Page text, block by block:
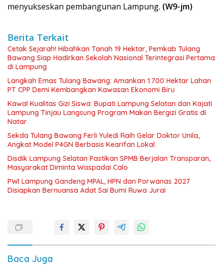
menyukseskan pembangunan Lampung. (W9-jm)
Berita Terkait
Cetak Sejarah! Hibahkan Tanah 19 Hektar, Pemkab Tulang
Bawang Siap Hadirkan Sekolah Nasional Terintegrasi Pertama
di Lampung
Langkah Emas Tulang Bawang: Amankan 1.700 Hektar Lahan
PT CPP Demi Kembangkan Kawasan Ekonomi Biru
Kawal Kualitas Gizi Siswa: Bupati Lampung Selatan dan Kajati
Lampung Tinjau Langsung Program Makan Bergizi Gratis di
Natar
Sekda Tulang Bawang Ferli Yuledi Raih Gelar Doktor Unila,
Angkat Model P4GN Berbasis Kearifan Lokal
Disdik Lampung Selatan Pastikan SPMB Berjalan Transparan,
Masyarakat Diminta Waspadai Calo
PWI Lampung Gandeng MPAL, HPN dan Porwanas 2027
Disiapkan Bernuansa Adat Sai Bumi Ruwa Jurai
Baca Juga